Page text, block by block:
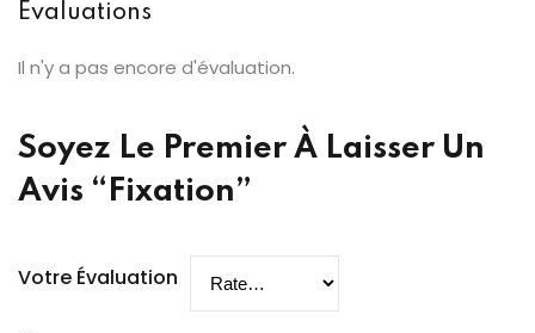
Évaluations
Il n'y a pas encore d'évaluation.
Soyez Le Premier À Laisser Un
Avis “Fixation”
Votre Évaluation